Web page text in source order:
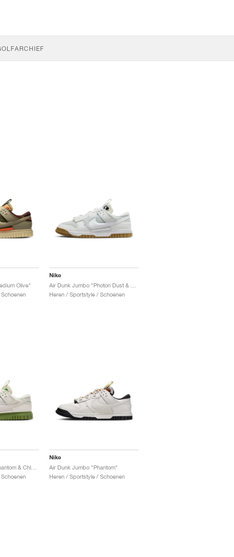
ARCHIEF
Olive"
Nike
Heren / Sportstyle / Schoenen
Air Dunk Jumbo "Phantom & Chlorophyll"
Nike
Air Dunk Jumbo "Phantom"
Heren / Sportstyle / Schoenen